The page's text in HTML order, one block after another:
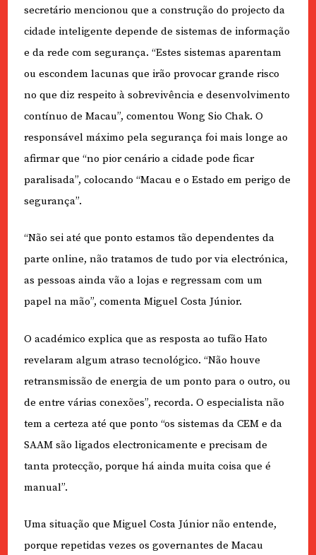
secretário mencionou que a construção do projecto da
cidade inteligente depende de sistemas de informação
e da rede com segurança. “Estes sistemas aparentam
ou escondem lacunas que irão provocar grande risco
no que diz respeito à sobrevivência e desenvolvimento
contínuo de Macau”, comentou Wong Sio Chak. O
responsável máximo pela segurança foi mais longe ao
afirmar que “no pior cenário a cidade pode ficar
paralisada”, colocando “Macau e o Estado em perigo de
segurança”.
“Não sei até que ponto estamos tão dependentes da
parte online, não tratamos de tudo por via electrónica,
as pessoas ainda vão a lojas e regressam com um
papel na mão”, comenta Miguel Costa Júnior.
O académico explica que as resposta ao tufão Hato
revelaram algum atraso tecnológico. “Não houve
retransmissão de energia de um ponto para o outro, ou
de entre várias conexões”, recorda. O especialista não
tem a certeza até que ponto “os sistemas da CEM e da
SAAM são ligados electronicamente e precisam de
tanta protecção, porque há ainda muita coisa que é
manual”.
Uma situação que Miguel Costa Júnior não entende,
porque repetidas vezes os governantes de Macau